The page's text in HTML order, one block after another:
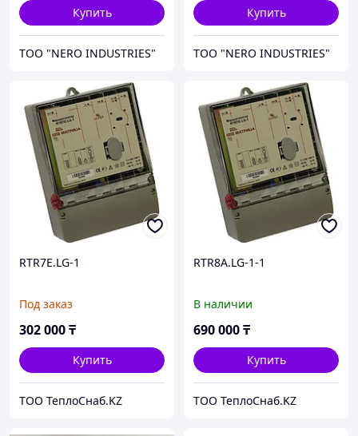
R.L.
Купить
ТОО "NERO INDUSTRIES"
Купить
ТОО "NERO INDUSTRIES"
RTR7E.LG-1
Под заказ
302 000₸
Купить
ТОО ТеплоСнаб.KZ
RTR8A.LG-1-1
В наличии
690 000₸
Купить
ТОО ТеплоСнаб.KZ